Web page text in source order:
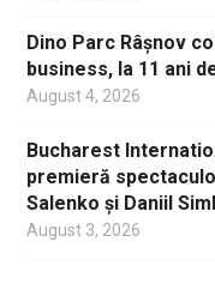
Dino Parc Râșnov
business, la 11 ani
August 4, 2026
Bucharest
premieră
Salenko și Daniil
August 3, 2026